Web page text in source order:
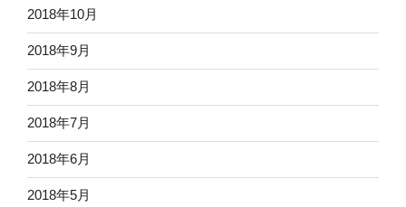
2018年10月
2018年9月
2018年8月
2018年7月
2018年6月
2018年5月